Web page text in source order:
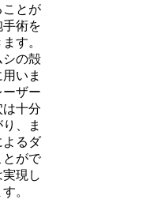
ことが
術を
す。
シの殻
いま
ーザー
十分
、ま
よるダ
とがで
現し
。